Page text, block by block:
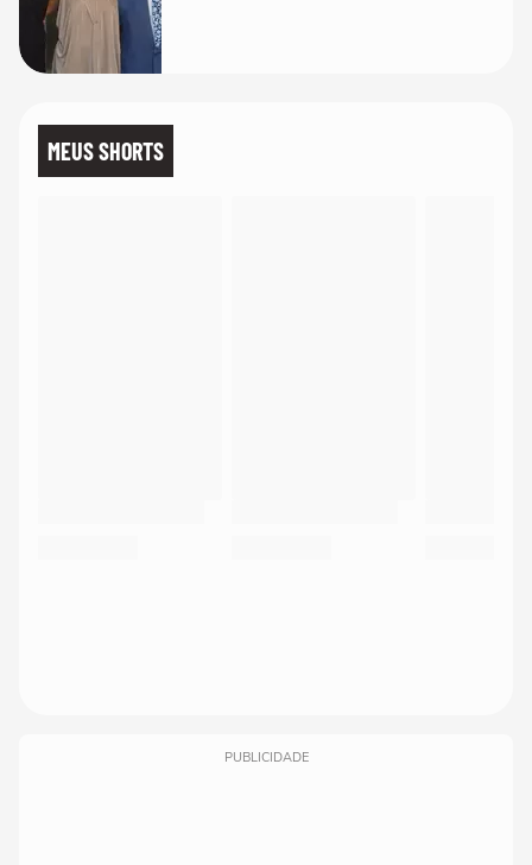
MEUS SHORTS
PUBLICIDADE